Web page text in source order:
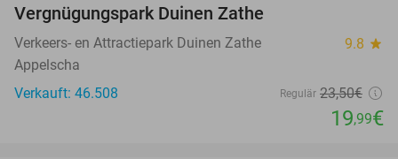
Vergnügungspark Duinen Zathe
Verkeers- en Attractiepark Duinen Zathe 9.8 star
Appelscha
Verkauft: 46.508
Regulär 23,50€
19,99€